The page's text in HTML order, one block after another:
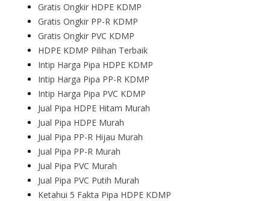
Gratis Ongkir HDPE KDMP
Gratis Ongkir PP-R KDMP
Gratis Ongkir PVC KDMP
HDPE KDMP Pilihan Terbaik
Intip Harga Pipa HDPE KDMP
Intip Harga Pipa PP-R KDMP
Intip Harga Pipa PVC KDMP
Jual Pipa HDPE Hitam Murah
Jual Pipa HDPE Murah
Jual Pipa PP-R Hijau Murah
Jual Pipa PP-R Murah
Jual Pipa PVC Murah
Jual Pipa PVC Putih Murah
Ketahui 5 Fakta Pipa HDPE KDMP